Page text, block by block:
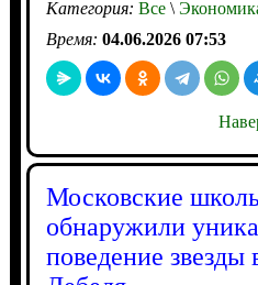
Категория: Все\
Время: 04.06.2026 07:53
Московские
обнаружили
поведение звезды